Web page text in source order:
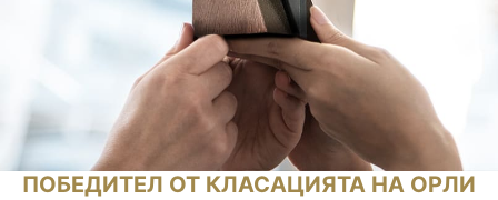
ПОБЕДИТЕЛ ОТ КЛАСАЦИЯТА НА ОРЛИ